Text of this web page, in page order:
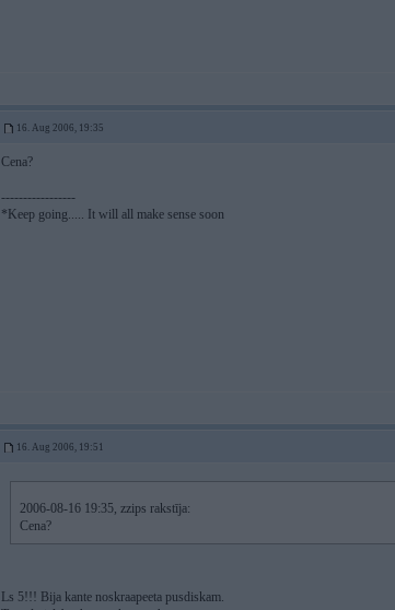
16. Aug 2006, 19:35
Cena?
-----------------
*Keep going..... It will all make sense soon
16. Aug 2006, 19:51
2006-08-16 19:35, zzips rakstīja:
Cena?
Ls 5!!! Bija kante noskraapeeta pusdiskam.